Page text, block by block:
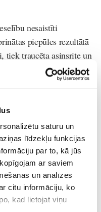
saturu un
līdzekļu funkcijas
par to, kā jūs
ar saviem
un analīzes
citu informāciju, ko
kad lietojat viņu
nesaistīti
piepūles rezultātā
tiek traucēta asinsrite un
tuvredzība progresē
nedarbojas.
plaši popularizētie
– dioptrijas
gadījumā
izmaiņas vai acs
neatbilstošs stiprums,
tikai acs muskuļu
ietekmēt šādu